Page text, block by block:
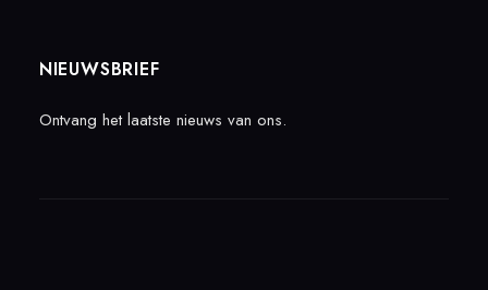
NIEUWSBRIEF
Ontvang het laatste nieuws van ons.